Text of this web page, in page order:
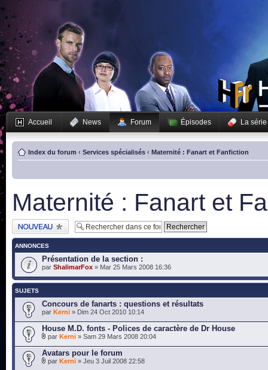
Accueil News Forum Épisodes La série
Index du forum ‹ Services spécialisés ‹ Maternité : Fanart et Fanfiction
Maternité : Fanart et
Publier un nouveau
sujet
ANNONCES
Présentation de la section :
par ShalimarFox » Mar 25 Mars 2008 16:36
SUJETS
Concours de fanarts : questions et résultats
par Kerni » Dim 24 Oct 2010 10:14
House M.D. fonts - Polices de caractère de Dr House
par Kerni » Sam 29 Mars 2008 20:04
Avatars pour le forum
par Kerni » Jeu 3 Juil 2008 22:58